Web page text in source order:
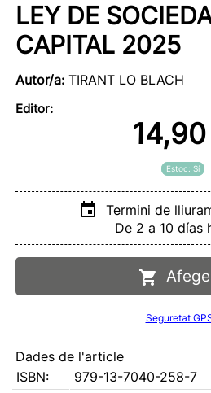
LEY DE
CAPITAL 2025
Autor/a:TIRANT LO BLACH
Editor:
Estoc: Sí
Termini de
De 2 a 10 días
Seguretat
Dades de l'article
ISBN:
979-13-7040-258-7